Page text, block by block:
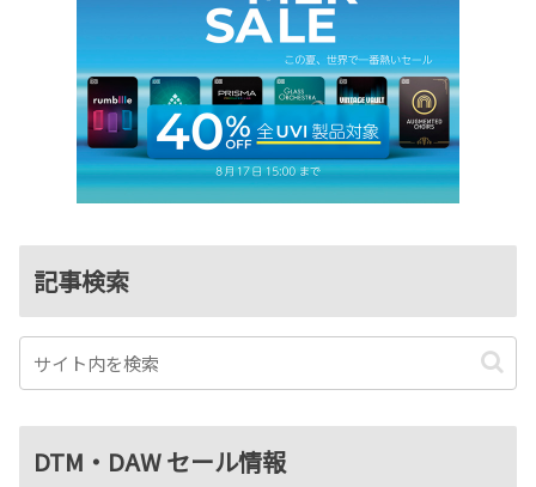
記事検索
DTM・DAW セール情報